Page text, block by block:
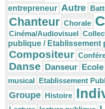
entrepreneur Autre
Chanteur Chorale
Cinéma/Audiovisuel
publique / Etablissement
Compositeur
Danse Danseur Ecole
musical Etablissement
Groupe Histoire